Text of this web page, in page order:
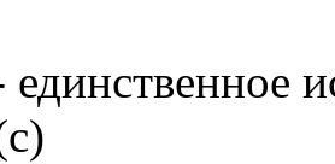
единственное